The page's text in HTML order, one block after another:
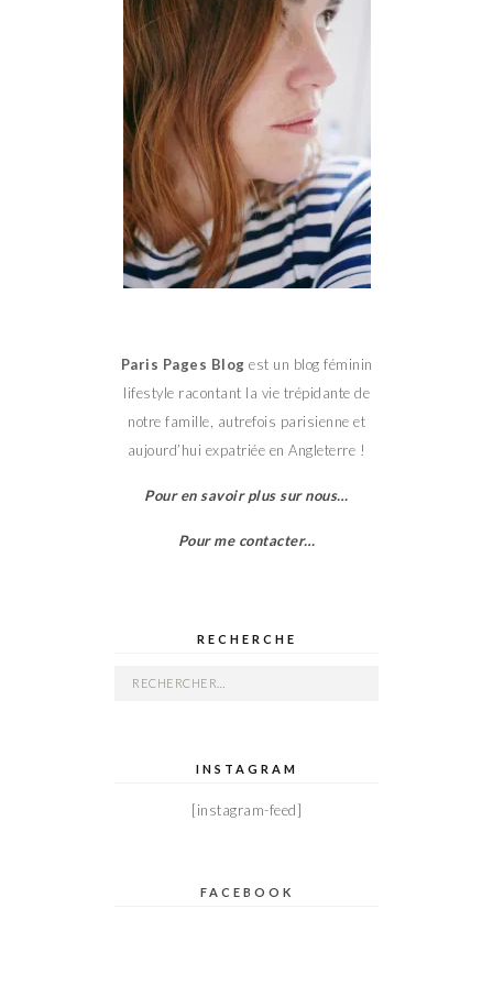
Paris Pages Blog est un blog féminin
lifestyle racontant la vie trépidante de
notre famille, autrefois parisienne et
aujourd’hui expatriée en Angleterre !
Pour en savoir plus sur nous…
Pour me contacter…
RECHERCHE
Rechercher :
INSTAGRAM
[instagram-feed]
FACEBOOK